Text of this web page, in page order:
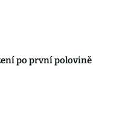
po první polovině